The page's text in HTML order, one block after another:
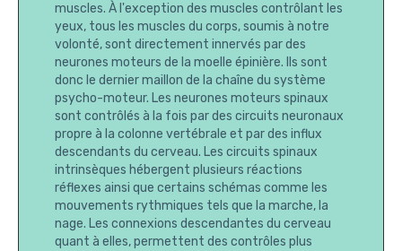
muscles. À l'exception des muscles contrôlant les
yeux, tous les muscles du corps, soumis à notre
volonté, sont directement innervés par des
neurones moteurs de la moelle épinière. Ils sont
donc le dernier maillon de la chaîne du système
psycho-moteur. Les neurones moteurs spinaux
sont contrôlés à la fois par des circuits neuronaux
propre à la colonne vertébrale et par des influx
descendants du cerveau. Les circuits spinaux
intrinsèques hébergent plusieurs réactions
réflexes ainsi que certains schémas comme les
mouvements rythmiques tels que la marche, la
nage. Les connexions descendantes du cerveau
quant à elles, permettent des contrôles plus